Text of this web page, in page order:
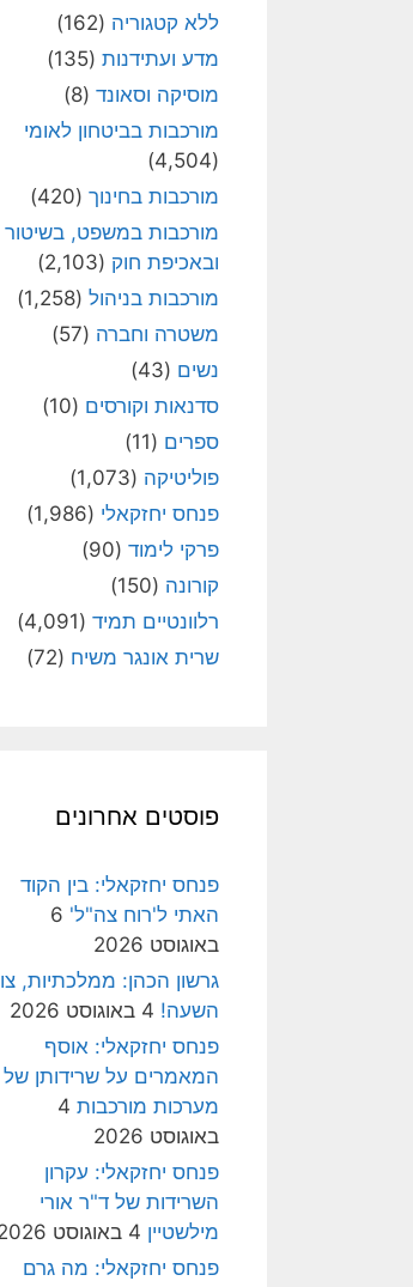
ללא קטגוריה (162)
מדע ועתידנות (135)
מוסיקה וסאונד (8)
מורכבות בביטחון לאומי
(4,504)
מורכבות בחינוך (420)
מורכבות במשפט, בשיטור
ובאכיפת חוק (2,103)
מורכבות בניהול (1,258)
משטרה וחברה (57)
נשים (43)
סדנאות וקורסים (10)
ספרים (11)
פוליטיקה (1,073)
פנחס יחזקאלי (1,986)
פרקי לימוד (90)
קורונה (150)
רלוונטיים תמיד (4,091)
שרית אונגר משיח (72)
פוסטים אחרונים
פנחס יחזקאלי: בין הקוד
האתי ל'רוח צה"ל' 6
באוגוסט 2026
גרשון הכהן: ממלכתיות, צו
השעה! 4 באוגוסט 2026
פנחס יחזקאלי: אוסף
המאמרים על שרידותן של
מערכות מורכבות 4
באוגוסט 2026
פנחס יחזקאלי: עקרון
השרידות של ד"ר אורי
מילשטיין 4 באוגוסט 2026
פנחס יחזקאלי: מה גרם